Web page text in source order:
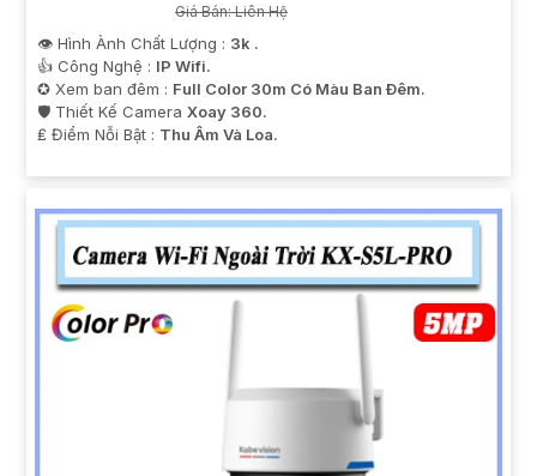
Giá Bán: Liên Hệ
👁 Hình Ành Chất Lượng : 3k .
👍 Công Nghệ : IP Wifi.
✪ Xem ban đêm : Full Color 30m Có Màu Ban Ðêm.
🛡 Thiết Kế Camera Xoay 360.
️₤ Điểm Nỗi Bật : Thu Âm Và Loa.